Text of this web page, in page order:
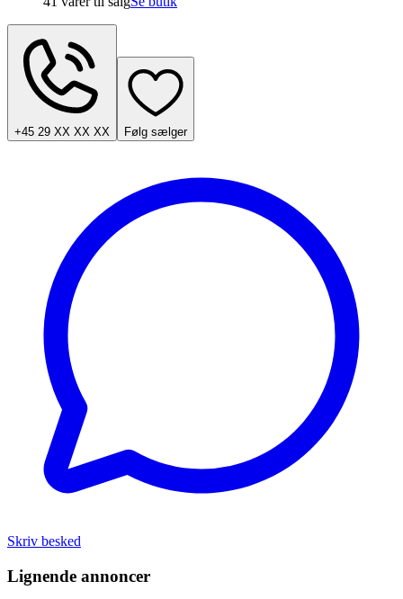
+45 29 XX XX XX Følg sælger
Skriv besked
Lignende annoncer